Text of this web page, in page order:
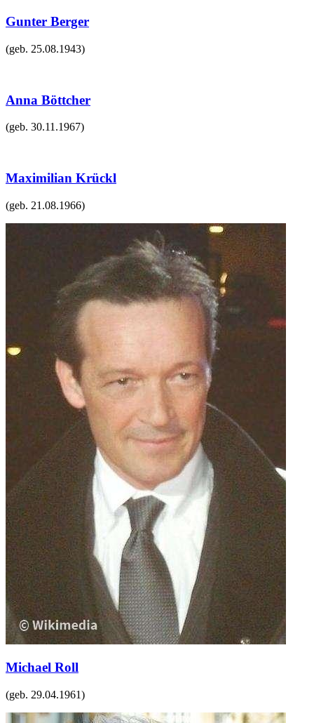
Gunter Berger
(geb. 25.08.1943)
Anna Böttcher
(geb. 30.11.1967)
Maximilian Krückl
(geb. 21.08.1966)
Michael Roll
(geb. 29.04.1961)